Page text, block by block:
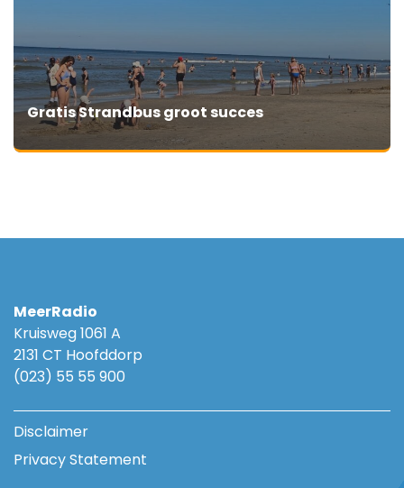
Gratis Strandbus groot succes
MeerRadio
Kruisweg 1061 A
2131 CT Hoofddorp
(023) 55 55 900
Disclaimer
Privacy Statement